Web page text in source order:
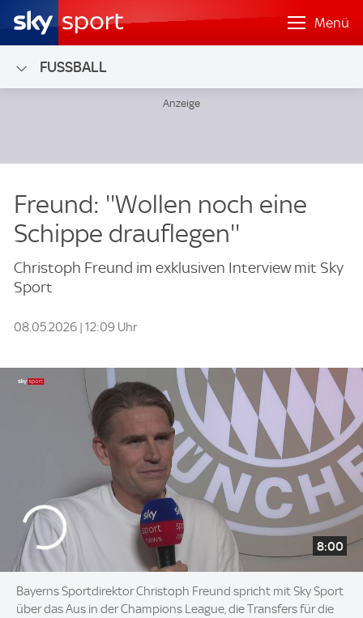
Menü
FUSSBALL
Freund: ''Wollen noch eine
Schippe drauflegen''
Christoph Freund im exklusiven Interview mit Sky
Sport
08.05.2026 | 12:09 Uhr
8:00
Bayerns Sportdirektor Christoph Freund spricht mit Sky Sport
über das Aus in der Champions League, die Transfers für die